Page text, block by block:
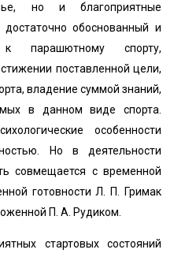
но и благоприятные
достаточно обоснованный и
к парашютному спорту,
поставленной цели,
владение суммой знаний,
в данном виде спорта.
особенности
Но в деятельности
совмещается с временной
готовности Л. П. Гримак
П. А. Рудиком.
стартовых состояний